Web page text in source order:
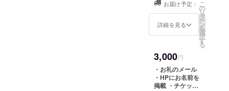
お届け予定：
詳細を見る
こ
の
リ
タ
ー
ン
を
選
択
す
る
3,000円
・お礼のメール
・HPにお名前を
掲載 ・チケット